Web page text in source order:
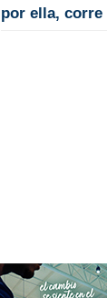
por ella, corre